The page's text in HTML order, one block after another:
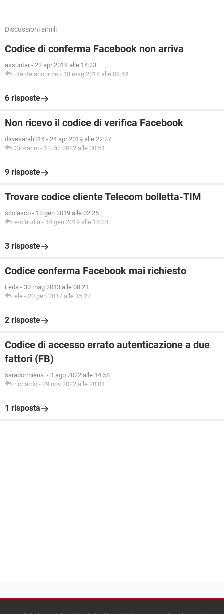
Discussioni simili
Codice di conferma Facebook non arriva
assuntar - 23 apr 2018 alle 14:33
utente anonimo - 18 mag 2018 alle 08:44
6 risposte
Non ricevo il codice di verifica Facebook
davesarah314 - 24 apr 2019 alle 22:27
Giovanni - 13 dic 2022 alle 00:51
9 risposte
Trovare codice cliente Telecom bolletta-TIM
scolasco - 13 gen 2019 alle 02:25
e-claudia - 14 gen 2019 alle 18:24
3 risposte
Codice conferma Facebook mai richiesto
Leda - 30 mag 2013 alle 08:21
ele - 20 gen 2017 alle 15:27
2 risposte
Codice di accesso errato autenticazione a due
fattori (FB)
saradormiens. - 1 ago 2022 alle 14:58
riccardo - 29 nov 2022 alle 20:01
1 risposta